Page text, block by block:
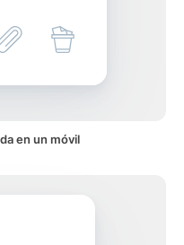
en un móvil